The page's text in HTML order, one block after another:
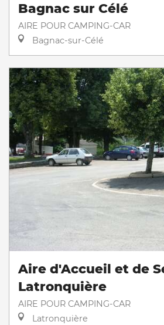
Bagnac sur Célé
AIRE POUR CAMPING-CAR
Bagnac-sur-Célé
Aire d'Accueil et de
Latronquière
AIRE POUR CAMPING-CAR
Latronquière